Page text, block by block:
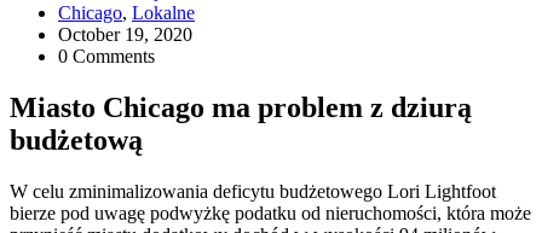
Chicago, Lokalne
October 19, 2020
0 Comments
Miasto Chicago ma problem z dziurą
budżetową
W celu zminimalizowania deficytu budżetowego Lori Lightfoot
bierze pod uwagę podwyżkę podatku od nieruchomości, która może